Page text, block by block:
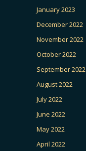
January 2023
December 2022
November 2022
October 2022
September 2022
August 2022
July 2022
June 2022
May 2022
April 2022